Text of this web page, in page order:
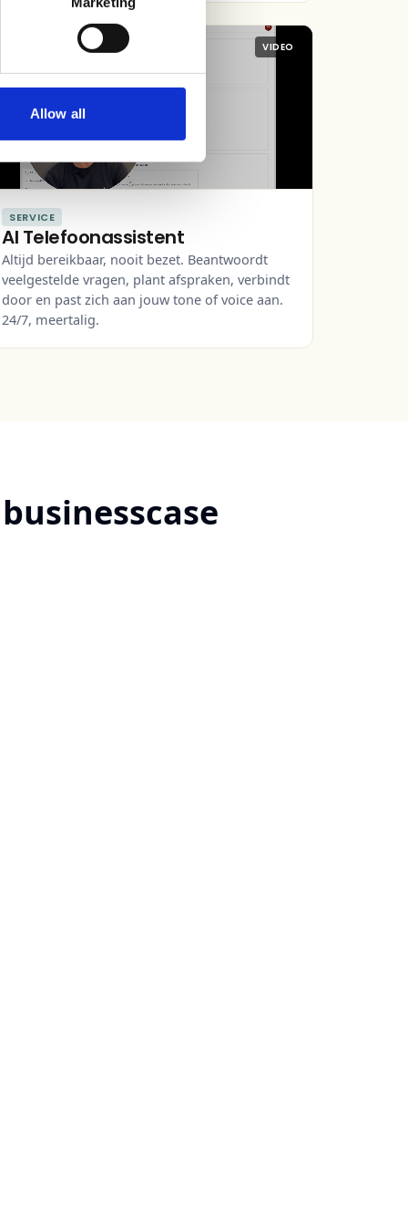
Allow all
VIDEO
SERVICE
AI Telefoonassistent
Altijd bereikbaar, nooit bezet. Beantwoordt
veelgestelde vragen, plant afspraken, verbindt
door en past zich aan jouw tone of voice aan.
24/7, meertalig.